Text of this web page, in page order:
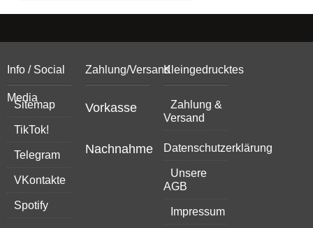
Info / Social
Media
Sitemap
TikTok!
Telegram
VKontakte
Spotify
Zahlung/Versand
Vorkasse
Nachnahme
Kleingedrucktes
Zahlung &
Versand
Datenschutzerklärung
Unsere
AGB
Impressum